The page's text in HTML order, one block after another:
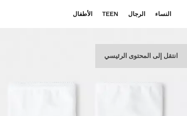
انتقل إلى المحتوى الرئيسي
النساء الرجال TEEN الأطفال